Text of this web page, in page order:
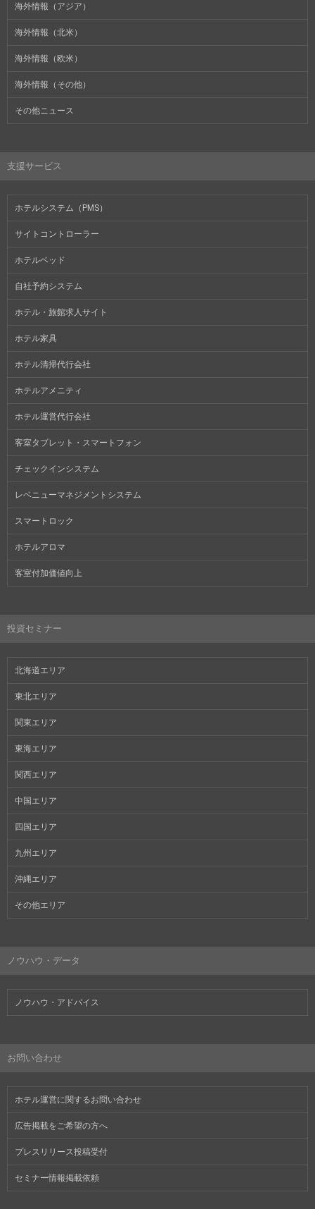
海外情報（アジア）
海外情報（北米）
海外情報（欧米）
海外情報（その他）
その他ニュース
支援サービス
ホテルシステム（PMS）
サイトコントローラー
ホテルベッド
自社予約システム
ホテル・旅館求人サイト
ホテル家具
ホテル清掃代行会社
ホテルアメニティ
ホテル運営代行会社
客室タブレット・スマートフォン
チェックインシステム
レベニューマネジメントシステム
スマートロック
ホテルアロマ
客室付加価値向上
投資セミナー
北海道エリア
東北エリア
関東エリア
東海エリア
関西エリア
中国エリア
四国エリア
九州エリア
沖縄エリア
その他エリア
ノウハウ・データ
ノウハウ・アドバイス
お問い合わせ
ホテル運営に関するお問い合わせ
広告掲載をご希望の方へ
プレスリリース投稿受付
セミナー情報掲載依頼